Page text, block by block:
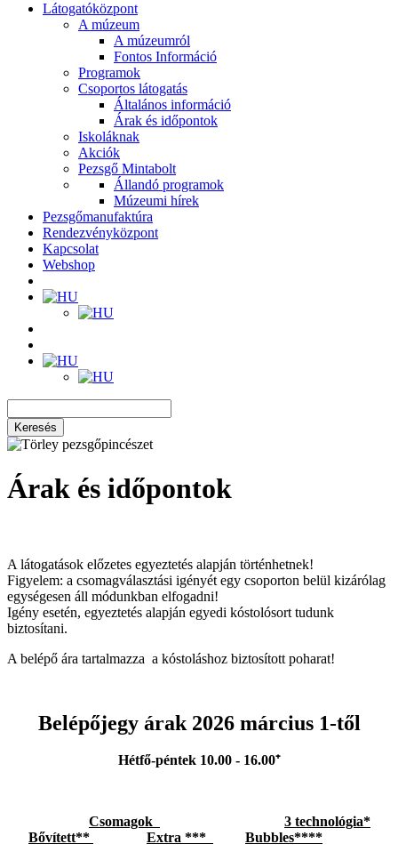
Látogatóközpont
A múzeum
A múzeumról
Fontos Információ
Programok
Csoportos látogatás
Általános információ
Árak és időpontok
Iskoláknak
Akciók
Pezsgő Mintabolt
Állandó programok
Múzeumi hírek
Pezsgőmanufaktúra
Rendezvényközpont
Kapcsolat
Webshop
Keresés
Árak és időpontok
A látogatások előzetes egyeztetés alapján történhetnek!
Figyelem: a csomagválasztási igényét egy csoporton belül kizárólag
egységesen áll módunkban elfogadni!
Igény esetén, egyeztetés alapján egyedi kóstolósort tudunk
biztosítani.
A belépő ára tartalmazza a kóstoláshoz biztosított poharat!
Belépőjegy árak 2026 március 1-től
Hétfő-péntek 10.00 - 16.00⁺
Csomagok
3 technológia*
Bővített**
Extra *** Bubbles****